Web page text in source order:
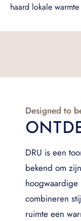
haard lokale
Designed to
DRU is een
bekend om
hoogwaardige
combineren
ruimte een